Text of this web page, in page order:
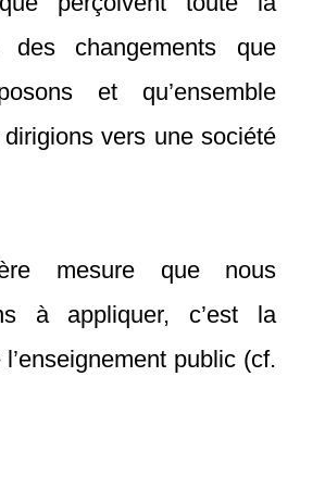
des changements que
et qu’ensemble
vers une société
mesure que nous
à appliquer, c’est la
public (cf.